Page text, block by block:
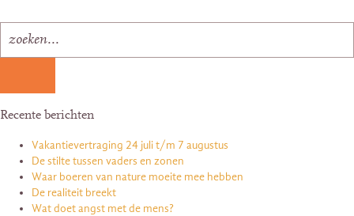
Recente berichten
Vakantievertraging 24 juli t/m 7 augustus
De stilte tussen vaders en zonen
Waar boeren van nature moeite mee hebben
De realiteit breekt
Wat doet angst met de mens?